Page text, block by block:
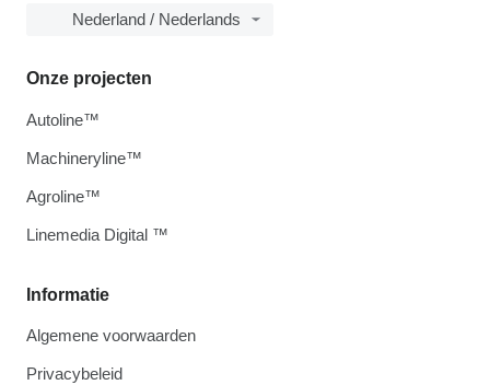
Nederland / Nederlands
Informatie
Algemene voorwaarden
Privacybeleid
Onze projecten
Autoline™
Machineryline™
Agroline™
Linemedia Digital ™